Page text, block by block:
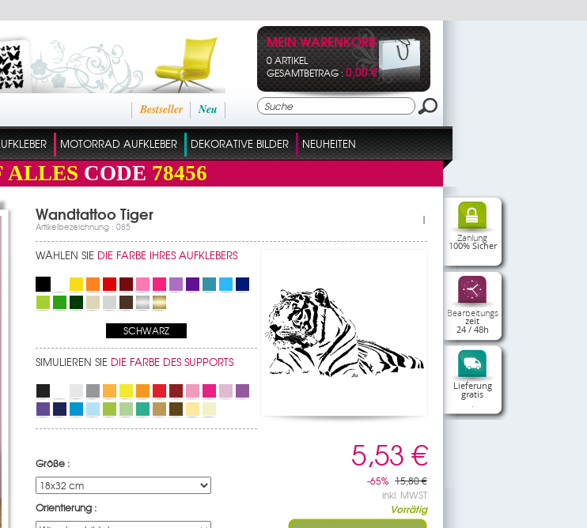
Neu
Bestseller
MEIN WARENKORB
0 ARTIKEL
GESAMTBETRAG :0,00 €
MOTORRAD AUFKLEBER DEKORATIVE BILDER NEUHEITEN
ALLES CODE 78456
Zahlung
100% Sicher
Bearbeitungs
zeit
24 / 48h
Lieferung
gratis
Wandtattoo Tiger
Artikelbezeichnung : 085
|
WÄHLEN SIE DIE FARBE IHRES AUFKLEBERS
SCHWARZ
SIMULIEREN SIE DIE FARBE DES SUPPORTS
Größe :
Orientierung :
5,53 €
-65% 15,80 €
inkl. MWST
Vorrätig